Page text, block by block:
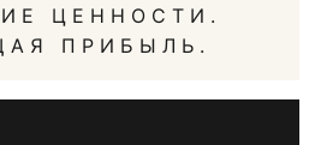
ЦЕННОСТИ.
ПРИБЫЛЬ.